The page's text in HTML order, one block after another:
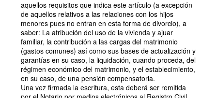
aquellos requisitos que indica este artículo (a excepción
de aquellos relativos a las relaciones con los hijos
menores pues no entran en esta forma de divorcio), a
saber: La atribución del uso de la vivienda y ajuar
familiar, la contribución a las cargas del matrimonio
(gastos comunes) así como sus bases de actualización y
garantías en su caso, la liquidación, cuando proceda, del
régimen económico del matrimonio, y el establecimiento,
en su caso, de una pensión compensatoria.
Una vez firmada la escritura, esta deberá ser remitida